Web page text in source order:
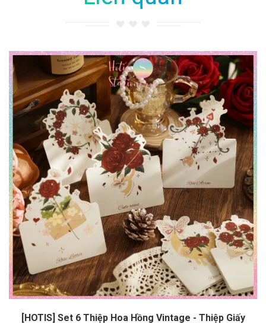
[HOTIS] Set 6 Thiệp Hoa Hồng Vintage - Thiệp Giấy